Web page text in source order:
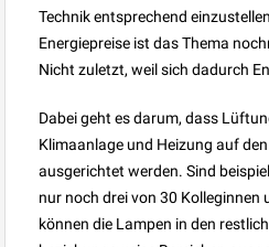
Technik entsprechend
Energiepreise ist das Thema
Nicht zuletzt, weil sich dadurch
Dabei geht es darum, dass
Klimaanlage und Heizung auf
ausgerichtet werden. Sind
nur noch drei von 30 Kolleginnen
können die Lampen in den